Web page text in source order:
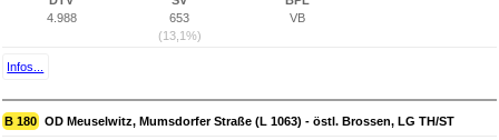
4.988
653
(13,1%)
VB
Infos...
B 180 OD Meuselwitz, Mumsdorfer Straße (L 1063) - östl. Brossen, LG TH/ST